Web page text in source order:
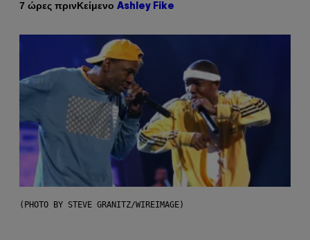
7 ώρες πρινΚείμενο Ashley Fike
(PHOTO BY STEVE GRANITZ/WIREIMAGE)